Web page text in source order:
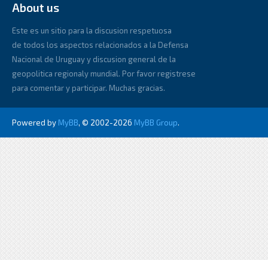
About us
Este es un sitio para la discusion respetuosa
de todos los aspectos relacionados a la Defensa
Nacional de Uruguay y discusion general de la
geopolitica regionaly mundial. Por favor registrese
para comentar y participar. Muchas gracias.
Powered by MyBB, © 2002-2026 MyBB Group.